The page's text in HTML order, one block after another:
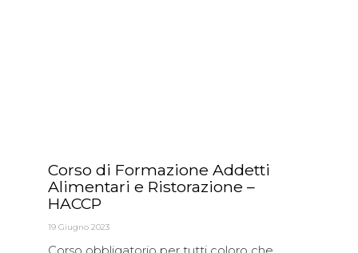
Corso di Formazione Addetti
Alimentari e Ristorazione –
HACCP
19 Giugno 2023